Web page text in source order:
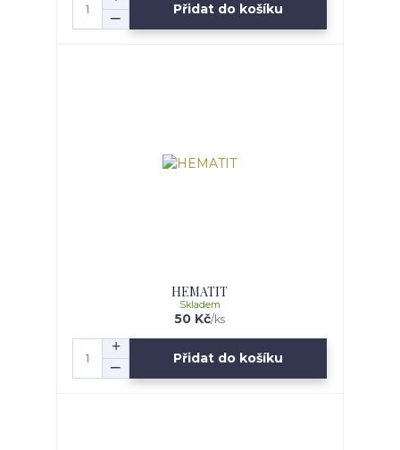
Přidat do košíku
HEMATIT
50 Kč/ks
Skladem
Přidat do košíku